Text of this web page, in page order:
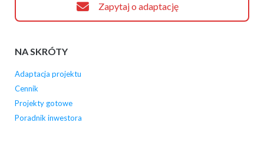
Zapytaj o adaptację
NA SKRÓTY
Adaptacja projektu
Cennik
Projekty gotowe
Poradnik inwestora